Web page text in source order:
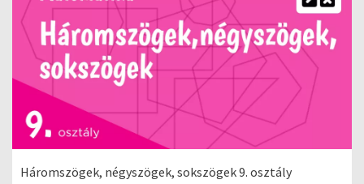
Háromszögek, négyszögek, sokszögek 9. osztály